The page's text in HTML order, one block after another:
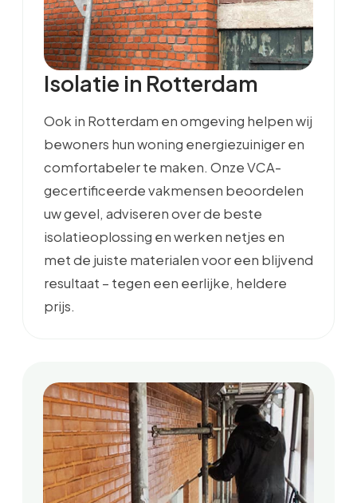
Isolatie in Rotterdam
Ook in Rotterdam en omgeving helpen wij
bewoners hun woning energiezuiniger en
comfortabeler te maken. Onze VCA-
gecertificeerde vakmensen beoordelen
uw gevel, adviseren over de beste
isolatieoplossing en werken netjes en
met de juiste materialen voor een blijvend
resultaat – tegen een eerlijke, heldere
prijs.